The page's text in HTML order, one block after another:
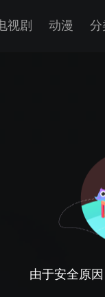
视剧 动漫 分
由于安全原